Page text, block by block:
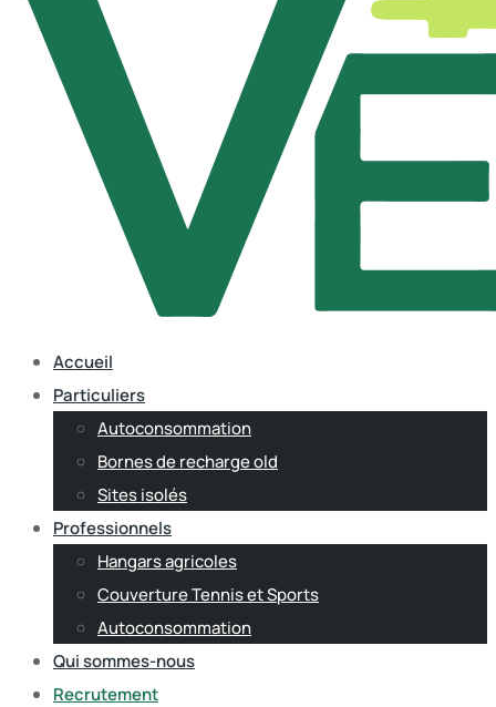
Accueil
Particuliers
Autoconsommation
Bornes de recharge old
Sites isolés
Professionnels
Hangars agricoles
Couverture Tennis et Sports
Autoconsommation
Qui sommes-nous
Recrutement